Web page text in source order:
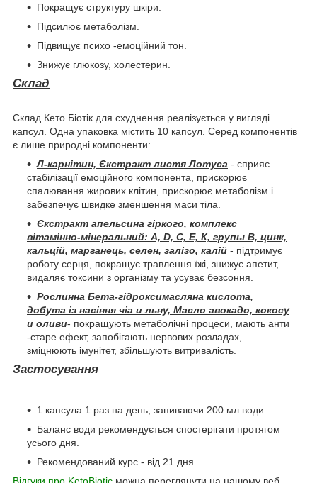
Покращує структуру шкіри.
Підсилює метаболізм.
Підвищує психо -емоційний тон.
Знижує глюкозу, холестерин.
Склад
Склад Кето Біотік для схуднення реалізується у вигляді
капсул. Одна упаковка містить 10 капсул. Серед компонентів
є лише природні компоненти:
Л-карнітин, Єкстракт листя Лотуса - сприяє
стабілізації емоційного компонента, прискорює
спалювання жирових клітин, прискорює метаболізм і
забезпечує швидке зменшення маси тіла.
Єкстракт апельсина гіркого, комплекс
вітамінно-мінеральний: А, D, С, Е, К, групы В, цинк,
кальцій, марганець, селен, залізо, калій - підтримує
роботу серця, покращує травлення їжі, знижує апетит,
видаляє токсини з організму та усуває безсоння.
Рослинна Бета-гідроксимасляна кислота,
добута із насіння чіа и льну, Масло авокадо, кокосу
и оливи- покращують метаболічні процеси, мають анти
-старе ефект, запобігають нервових розладах,
зміцнюють імунітет, збільшують витривалість.
Застосування
1 капсула 1 раз на день, запиваючи 200 мл води.
Баланс води рекомендується спостерігати протягом
усього дня.
Рекомендований курс - від 21 дня.